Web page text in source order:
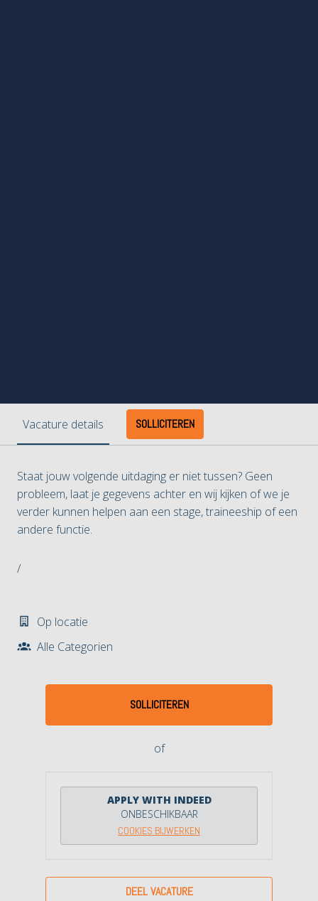
Vacature details SOLLICITEREN
Staat jouw volgende uitdaging er niet tussen? Geen
probleem, laat je gegevens achter en wij kijken of we je
verder kunnen helpen aan een stage, traineeship of een
andere functie.
/
Op locatie
Alle Categorien
SOLLICITEREN
of
APPLY WITH INDEED
ONBESCHIKBAAR
COOKIES BIJWERKEN
DEEL VACATURE